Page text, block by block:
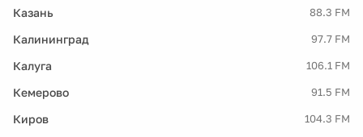
Казань 88.3 FM
Калининград 97.7 FM
Калуга 106.1 FM
Кемерово 91.5 FM
Киров 104.3 FM